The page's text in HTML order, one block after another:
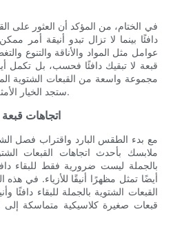
في الختام، من المؤكد أن العثور على
دافئًا بينما لا تزال تبدو أنيقة أمر
عوامل مثل المواد والأناقة والتنوع
قبعة لا تبقيك دافئًا فحسب، بل تكمل
مجموعة واسعة من القبعات الشتوية
ستجد الخيار الأمثل الذي يناسب ذوقك الشخصي.
اتجاهات
مع بدء الطقس البارد واقتراب فصل
ملابسك بأحدث اتجاهات القبعات
بالجملة ليست ضرورية فقط للبقاء
أيضًا تمثل مظهرًا أنيقًا للأزياء. في
القبعات الشتوية بالجملة للبقاء
قبعات صغيرة كلاسيكية متماسكة